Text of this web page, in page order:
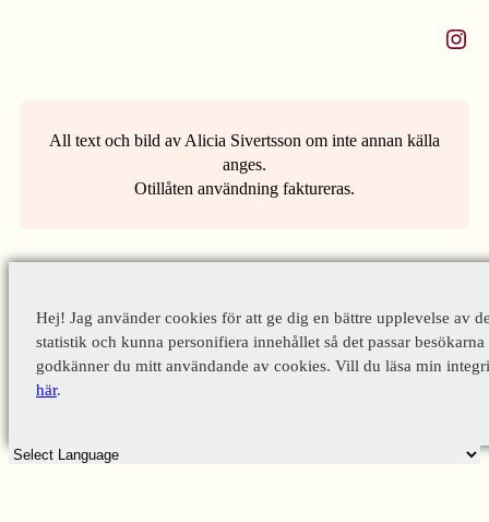
Instagram
All text och bild av Alicia Sivertsson om inte annan källa
anges.
Otillåten användning faktureras.
Hej! Jag använder cookies för att ge dig en bättre upplevelse av
statistik och kunna personifiera innehållet så det passar
godkänner du mitt användande av cookies. Vill du läsa min
här.